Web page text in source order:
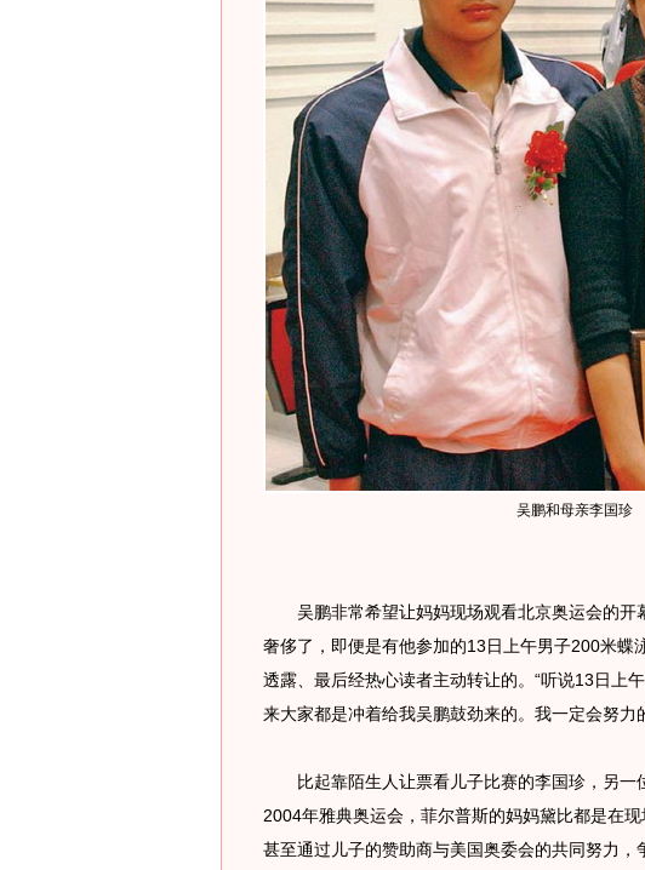
吴鹏和母亲李国珍
吴鹏非常希望让妈妈现场观看北京奥运会的开
奢侈了，即便是有他参加的13日上午男子200米蝶
透露、最后经热心读者主动转让的。“听说13日上
来大家都是冲着给我吴鹏鼓劲来的。我一定会努力
比起靠陌生人让票看儿子比赛的李国珍，另一
2004年雅典奥运会，菲尔普斯的妈妈黛比都是在
甚至通过儿子的赞助商与美国奥委会的共同努力，